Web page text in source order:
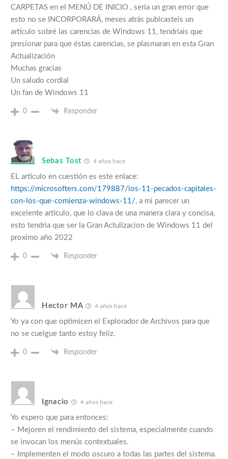
CARPETAS en el MENÚ DE INICIO , sería un gran error que
esto no se INCORPORARÁ, meses atrás publcasteis un
artículo sobré las carencias de Windows 11, tendríais que
presionar para que éstas carencias, se plasmaran en esta Gran
Actualización
Muchas gracias
Un saludo cordial
Un fan de Windows 11
0 Responder
Sebas Tost 4 años hace
EL articulo en cuestión es este enlace:
https://microsofters.com/179887/los-11-pecados-capitales-
con-los-que-comienza-windows-11/, a mi parecer un
excelente articulo, que lo clava de una manera clara y concisa,
esto tendria que ser la Gran Actulizacion de Windows 11 del
proximo año 2022
0 Responder
Hector MA 4 años hace
Yo ya con que optimicen el Explorador de Archivos para que
no se cuelgue tanto estoy feliz.
0 Responder
Ignacio 4 años hace
Yo espero que para entonces:
– Mejoren el rendimiento del sistema, especialmente cuando
se invocan los menús contextuales.
– Implementen el modo oscuro a todas las partes del sistema.